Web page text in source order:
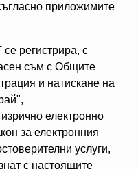
приложимите
регистрира, с
съм с Общите
и натискане на
електронно
за електронния
услуги,
с настоящите